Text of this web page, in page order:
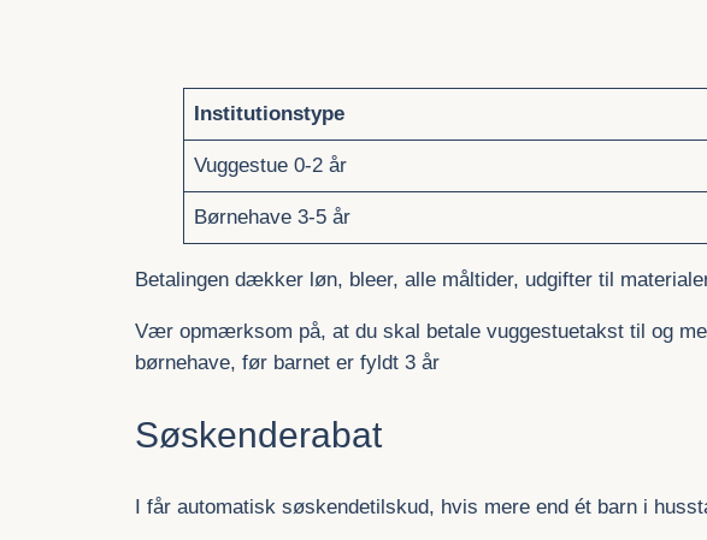
Institutionstype
Vuggestue 0-2 år
Børnehave 3-5 år
Betalingen dækker løn, bleer, alle måltider, udgifter til
Vær opmærksom på, at du skal betale vuggestuetakst til og
børnehave, før barnet er fyldt 3 år
Søskenderabat
I får automatisk søskendetilskud, hvis mere end ét barn i